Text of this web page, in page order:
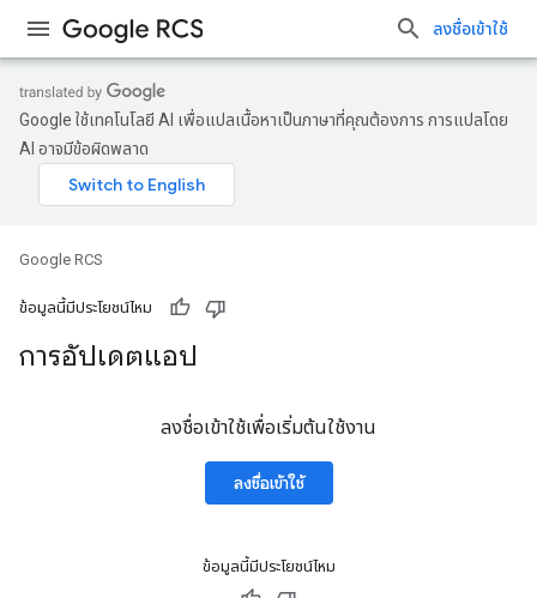
ลงชื่อเข้าใช้
Google ใช้เทคโนโลยี AI เพื่อแปลเนื้อหาเป็นภาษาที่คุณต้องการ การแปลโดย
AI อาจมีข้อผิดพลาด
Google RCS
ข้อมูลนี้มีประโยชน์ไหม
การอัปเดตแอป
ลงชื่อเข้าใช้เพื่อเริ่มต้นใช้งาน
ลงชื่อเข้าใช้
ข้อมูลนี้มีประโยชน์ไหม